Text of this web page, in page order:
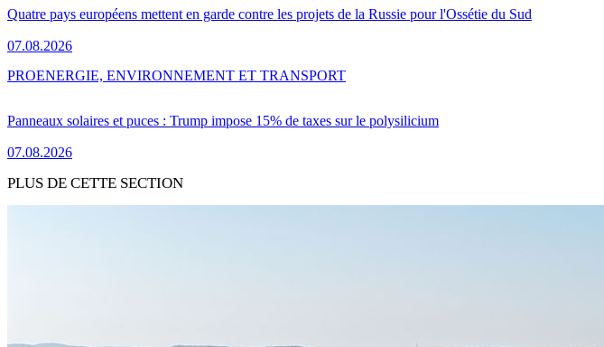
Quatre pays européens mettent en garde contre les projets de la Russie pour l'Ossétie du Sud
07.08.2026
Panneaux solaires et puces : Trump impose 15% de taxes sur le polysilicium
07.08.2026
PROENERGIE, ENVIRONNEMENT ET TRANSPORT
PLUS DE CETTE SECTION